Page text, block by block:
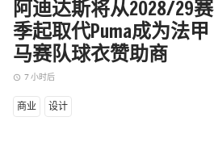
阿迪达斯将从2028/29赛
季起取代Puma成为法甲
马赛队球衣赞助商
access_time 7 小时后
商业 设计